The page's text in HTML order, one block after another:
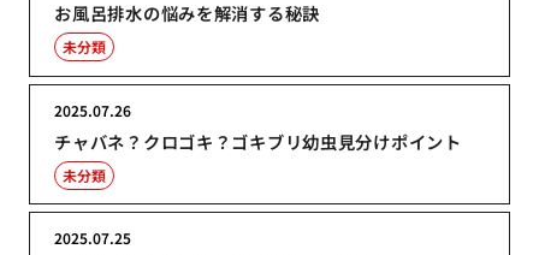
お風呂排水の悩みを解消する秘訣
未分類
チャバネ？クロゴキ？ゴキブリ幼虫見分けポイント
2025.07.26
未分類
2025.07.25